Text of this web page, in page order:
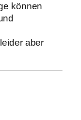
können
aber